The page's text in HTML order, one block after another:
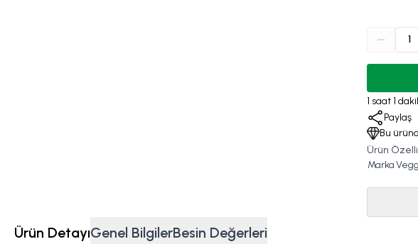
1
1 saat 1
Paylaş
Bu
Ürün
Marka
Ürün DetayıGenel BilgilerBesin Değerleri